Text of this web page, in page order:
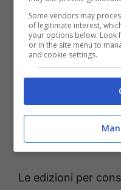
L’edizione per PC
disponibile per il
GOG ed Epic
gratuita
Enhanced Edition
La demo giocabile
appena pubblicata
store.
Le edizioni per
Some vendors may
of legitimate interest,
your options below. Look
or in the site menu to
and cookie settings.